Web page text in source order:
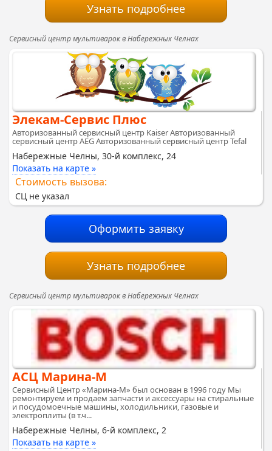
Узнать подробнее
Сервисный центр мультиварок в Набережных Челнах
Элекам-Сервис Плюс
Авторизованный сервисный центр Kaiser Авторизованный
сервисный центр AEG Авторизованный сервисный центр Tefal
Набережные Челны, 30-й комплекс, 24
Показать на карте »
Стоимость вызова:
СЦ не указал
Оформить заявку
Узнать подробнее
Сервисный центр мультиварок в Набережных Челнах
АСЦ Марина-М
Сервисный Центр «Марина-М» был основан в 1996 году Мы
ремонтируем и продаем запчасти и аксессуары на стиральные
и посудомоечные машины, холодильники, газовые и
электроплиты (в т.ч...
Набережные Челны, 6-й комплекс, 2
Показать на карте »